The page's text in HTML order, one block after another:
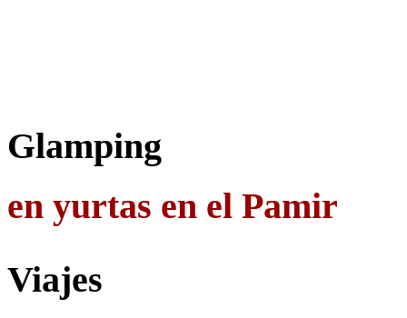
Glamping
en yurtas en el Pamir
Viajes